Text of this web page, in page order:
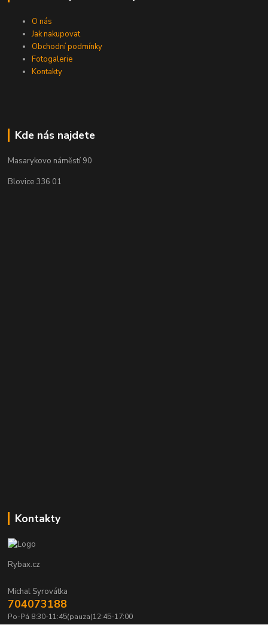
O nás
Jak nakupovat
Obchodní podmínky
Fotogalerie
Kontakty
Kde nás najdete
Masarykovo náměstí 90
Blovice 336 01
Kontakty
Rybax.cz
Michal Syrovátka
704073188
Po-Pá 8:30-11:45(pauza)12:45-17:00